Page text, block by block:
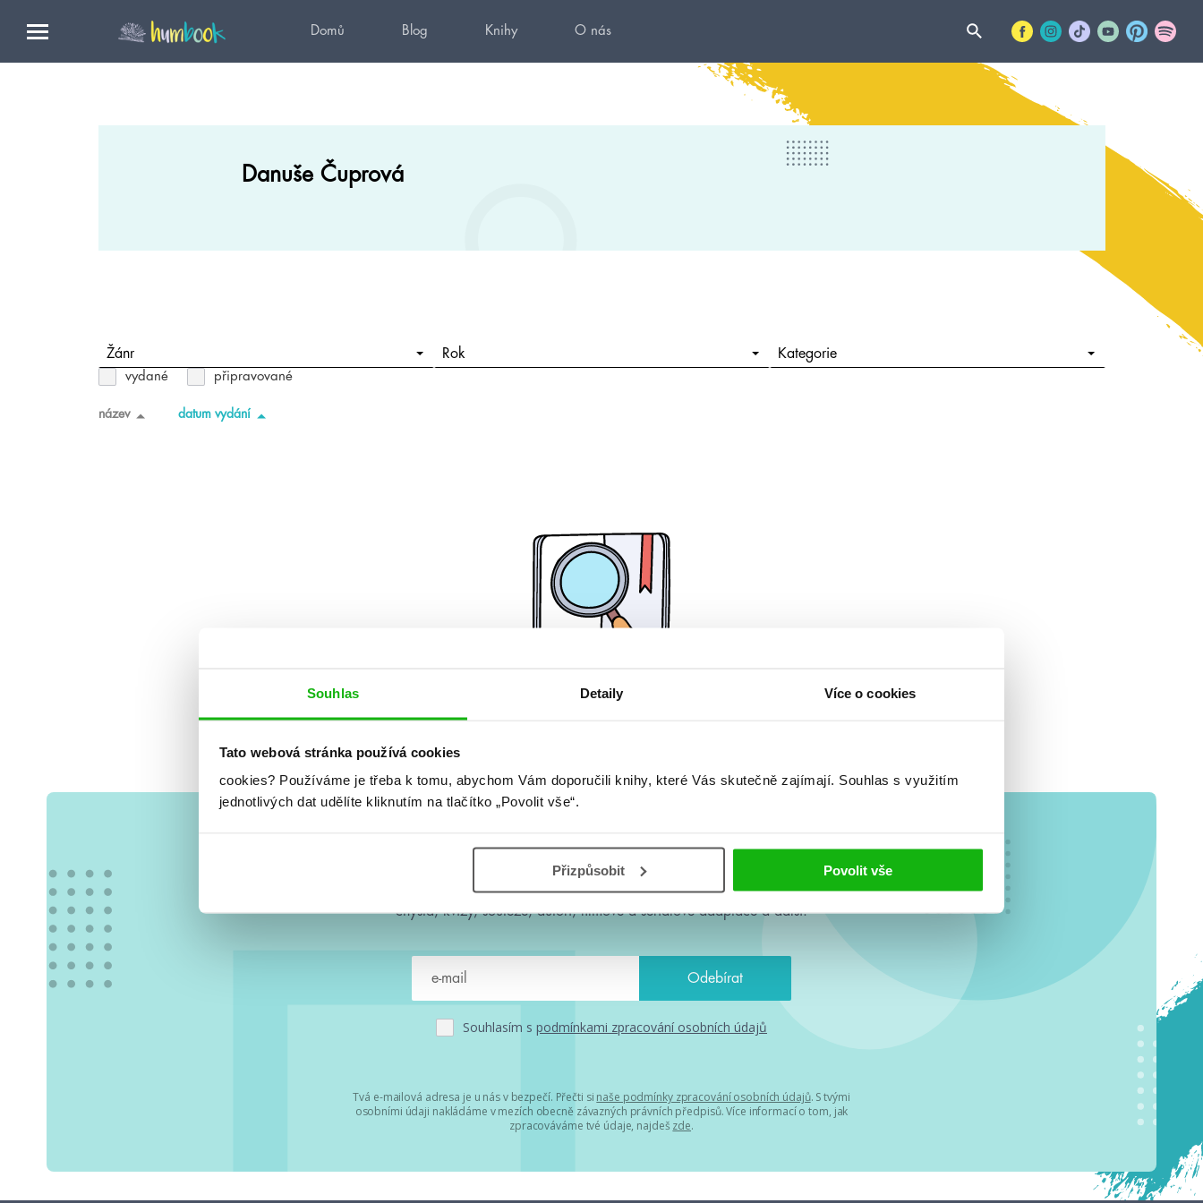
Souhlas Detaily Více o cookies
Tato webová stránka používá cookies
cookies? Používáme je třeba k tomu, abychom Vám doporučili knihy, které Vás skutečně zajímají. Souhlas s využitím
jednotlivých dat udělíte kliknutím na tlačítko „Povolit vše“.
Přizpůsobit Povolit vše
Domů Blog Knihy O nás
Danuše Čuprová
Žánr Rok Kategorie
vydané připravované
název datum vydání
#HumbookNews
Vše kolem #youngadult každý měsíc rovnou do mailu! Nové knihy, co se
chystá, kvízy, soutěže, autoři, filmové a seriálové adaptace a další.
Souhlasím s podmínkami zpracování osobních údajů
Tvá e-mailová adresa je u nás v bezpečí. Přečti si naše podmínky zpracování osobních údajů. S tvými
osobními údaji nakládáme v mezích obecně závazných právních předpisů. Více informací o tom, jak
zpracováváme tvé údaje, najdeš zde.